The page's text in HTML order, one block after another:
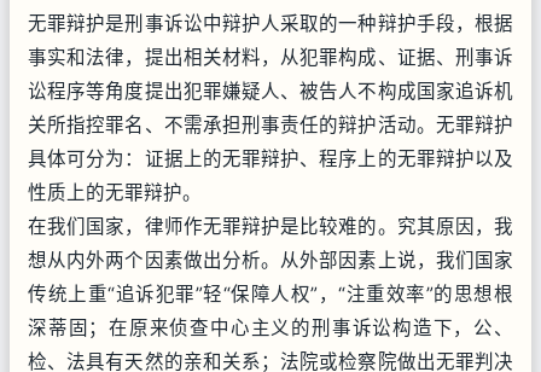
无罪辩护是刑事诉讼中辩护人采取的一种辩护手段，根据
事实和法律，提出相关材料，从犯罪构成、证据、刑事诉
讼程序等角度提出犯罪嫌疑人、被告人不构成国家追诉机
关所指控罪名、不需承担刑事责任的辩护活动。无罪辩护
具体可分为：证据上的无罪辩护、程序上的无罪辩护以及
性质上的无罪辩护。
在我们国家，律师作无罪辩护是比较难的。究其原因，我
想从内外两个因素做出分析。从外部因素上说，我们国家
传统上重“追诉犯罪”轻“保障人权”，“注重效率”的思想根
深蒂固；在原来侦查中心主义的刑事诉讼构造下，公、
检、法具有天然的亲和关系；法院或检察院做出无罪判决